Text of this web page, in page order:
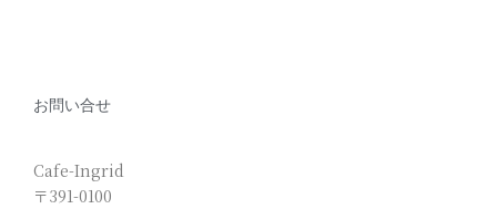
お問い合せ
Cafe-Ingrid
〒391-0100